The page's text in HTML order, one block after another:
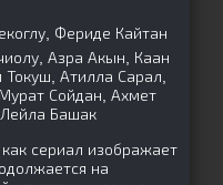
Фериде Кайтан
Азра Акын, Каан
Атилла Сарал,
Сойдан, Ахмет
Башак
сериал изображает
на